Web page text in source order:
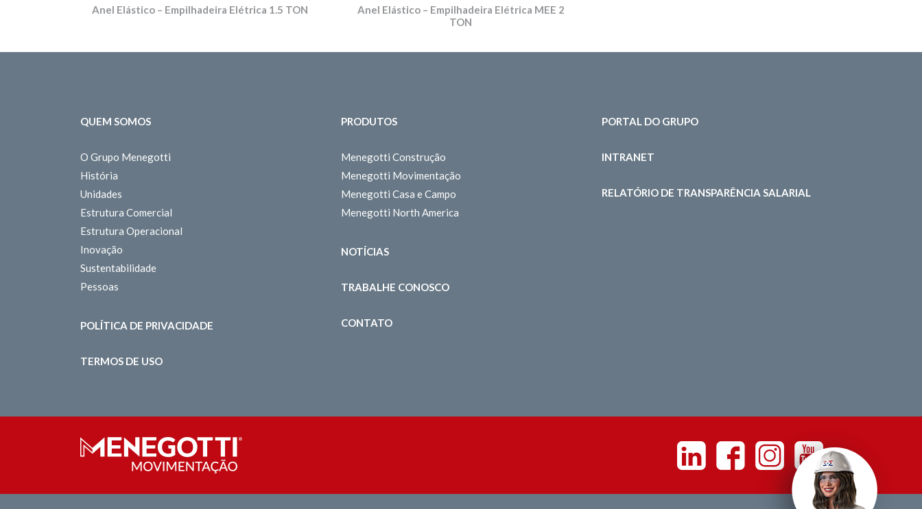
Anel Elástico – Empilhadeira Elétrica 1.5 TON
Anel Elástico – Empilhadeira Elétrica MEE 2
TON
QUEM SOMOS
O Grupo Menegotti
História
Unidades
Estrutura Comercial
Estrutura Operacional
Inovação
Sustentabilidade
Pessoas
POLÍTICA DE PRIVACIDADE
TERMOS DE USO
PRODUTOS
Menegotti Construção
Menegotti Movimentação
Menegotti Casa e Campo
Menegotti North America
NOTÍCIAS
TRABALHE CONOSCO
CONTATO
PORTAL DO GRUPO
INTRANET
RELATÓRIO DE TRANSPARÊNCIA SALARIAL
Linkedin Facebook InstagramYoutube